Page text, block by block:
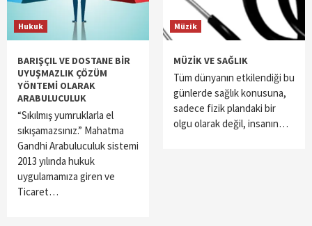
Hukuk
BARIŞÇIL VE DOSTANE BİR
UYUŞMAZLIK ÇÖZÜM
YÖNTEMİ OLARAK
ARABULUCULUK
“Sıkılmış yumruklarla el
sıkışamazsınız.” Mahatma
Gandhi Arabuluculuk sistemi
2013 yılında hukuk
uygulamamıza giren ve
Ticaret…
Müzik
MÜZİK VE SAĞLIK
Tüm dünyanın etkilendiği bu
günlerde sağlık konusuna,
sadece fizik plandaki bir
olgu olarak değil, insanın…